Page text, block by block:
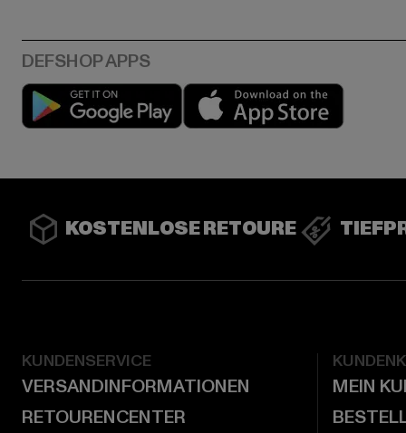
Play market
KOSTENLOSE RETOURE
KUNDENSERVICE
VERSANDINFORMATIONEN
RETOURENCENTER
MEIN